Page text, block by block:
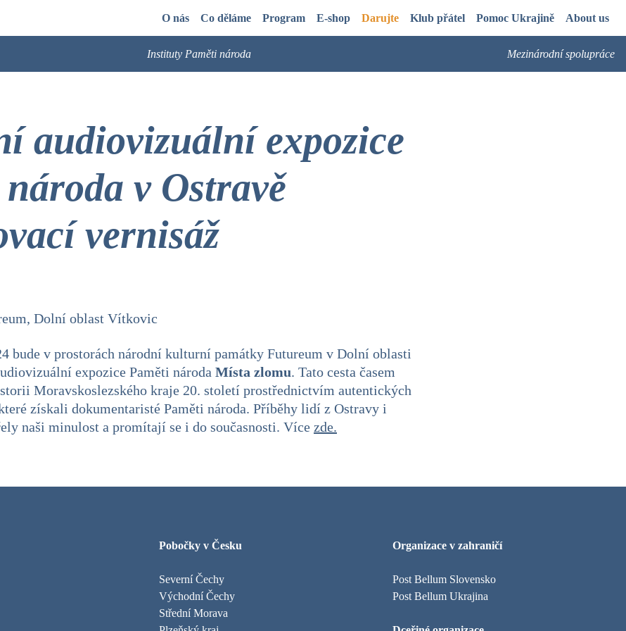
O nás Co děláme Program E-shop Darujte Klub přátel Pomoc Ukrajině About us
Instituty Paměti národa Mezinárodní spolupráce
audiovizuální expozice
v Ostravě
vernisáž
Dolní oblast Vítkovic
bude v prostorách národní kulturní památky Futureum v Dolní oblasti
expozice Paměti národa Místa zlomu. Tato cesta časem
Moravskoslezského kraje 20. století prostřednictvím autentických
získali dokumentaristé Paměti národa. Příběhy lidí z Ostravy i
naši minulost a promítají se i do současnosti. Více zde.
Pobočky v Česku
Severní Čechy
Východní Čechy
Střední Morava
Organizace v zahraničí
Post Bellum Slovensko
Post Bellum Ukrajina